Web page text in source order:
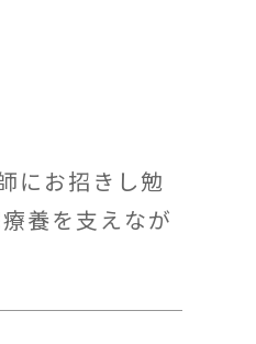
にお招きし勉
養を支えなが